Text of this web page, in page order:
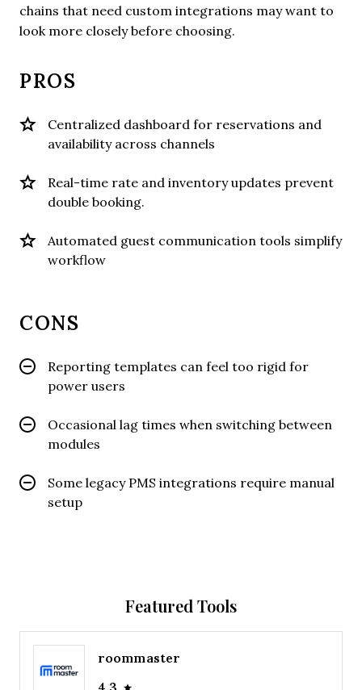
chains that need custom integrations may want to
look more closely before choosing.
PROS
Centralized dashboard for reservations and
availability across channels
Real-time rate and inventory updates prevent
double booking.
Automated guest communication tools simplify
workflow
CONS
Reporting templates can feel too rigid for
power users
Occasional lag times when switching between
modules
Some legacy PMS integrations require manual
setup
Featured Tools
roommaster
4.3